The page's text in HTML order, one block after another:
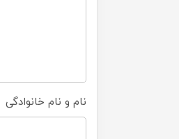
نام و نام خانوادگی